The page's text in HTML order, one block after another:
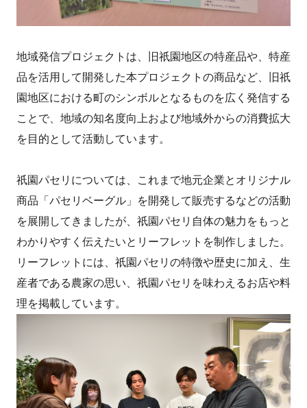
地域発信プロジェクトは、旧祇園地区の特産品や、特産
品を活用して開発した本プロジェクトの商品など、旧祇
園地区における町のシンボルとなるものを広く発信する
ことで、地域の知名度向上および地域外からの消費拡大
を目的として活動しています。
祇園パセリについては、これまで地元企業とオリジナル
商品「パセリベーグル」を開発して販売するなどの活動
を展開してきましたが、祇園パセリ自体の魅力をもっと
わかりやすく伝えたいとリーフレットを制作しました。
リーフレットには、祇園パセリの特徴や歴史に加え、生
産者である農家の思い、祇園パセリを味わえるお店や料
理を掲載しています。